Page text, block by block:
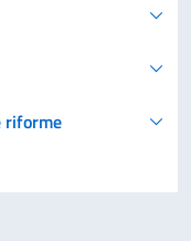
riforme